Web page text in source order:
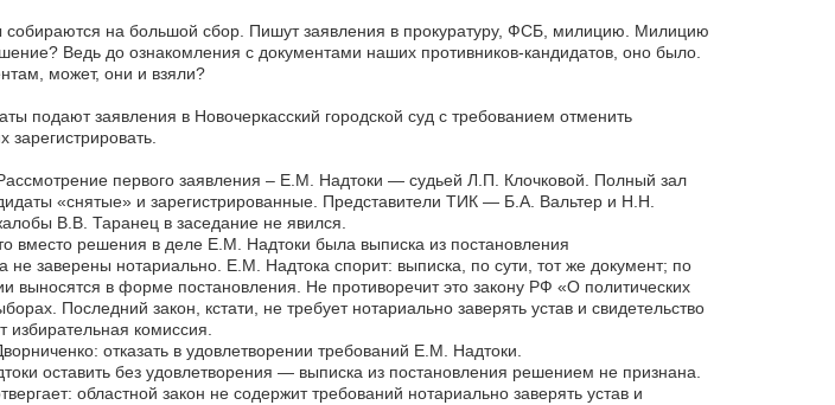
собираются на большой сбор. Пишут заявления в прокуратуру, ФСБ, милицию. Милицию
Ведь до ознакомления с документами наших противников-кандидатов, оно было.
может, они и взяли?
подают заявления в Новочеркасский городской суд с требованием отменить
зарегистрировать.
первого заявления – Е.М. Надтоки — судьей Л.П. Клочковой. Полный зал
«снятые» и зарегистрированные. Представители ТИК — Б.А. Вальтер и Н.Н.
В.В. Таранец в заседание не явился.
вместо решения в деле Е.М. Надтоки была выписка из постановления
не заверены нотариально. Е.М. Надтока спорит: выписка, по сути, тот же документ; по
выносятся в форме постановления. Не противоречит это закону РФ «О политических
Последний закон, кстати, не требует нотариально заверять устав и свидетельство
избирательная комиссия.
отказать в удовлетворении требований Е.М. Надтоки.
оставить без удовлетворения — выписка из постановления решением не признана.
областной закон не содержит требований нотариально заверять устав и